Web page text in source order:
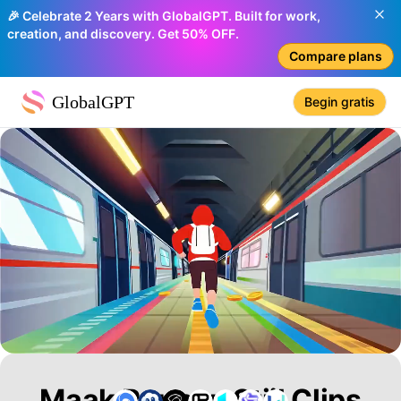
🎉 Celebrate 2 Years with GlobalGPT. Built for work,
creation, and discovery. Get 50% OFF.
Compare plans
GlobalGPT Begin gratis